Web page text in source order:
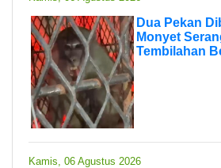
Dua Pekan
Monyet
Tembilahan
Kamis, 06 Agustus 2026